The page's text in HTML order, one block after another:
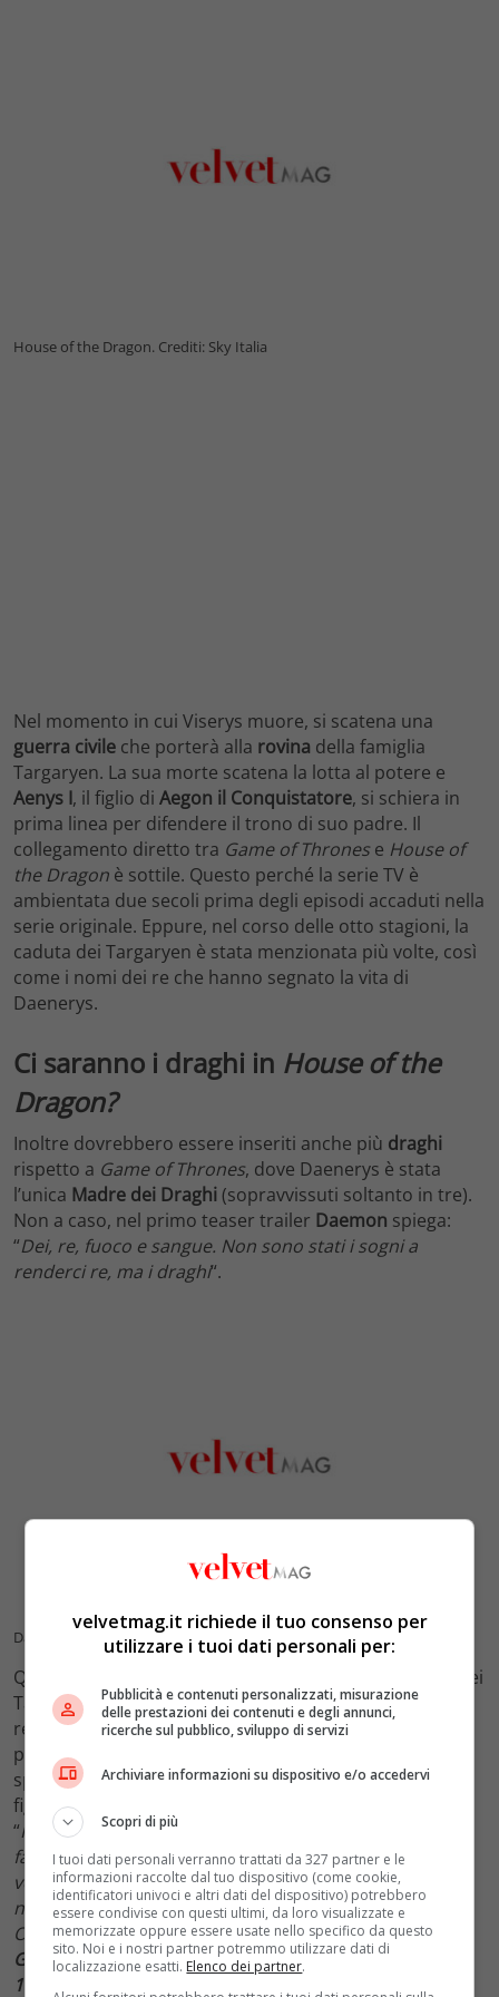
House of the Dragon. Crediti: Sky Italia
Nel momento in cui Viserys muore, si scatena una
guerra civile che porterà alla rovina della famiglia
Targaryen. La sua morte scatena la lotta al potere e
Aenys I, il figlio di Aegon il Conquistatore, si schiera in
prima linea per difendere il trono di suo padre. Il
collegamento diretto tra Game of Thrones e House of
the Dragon è sottile. Questo perché la serie TV è
ambientata due secoli prima degli episodi accaduti nella
serie originale. Eppure, nel corso delle otto stagioni, la
caduta dei Targaryen è stata menzionata più volte, così
come i nomi dei re che hanno segnato la vita di
Daenerys.
Ci saranno i draghi in House of the
Dragon?
Inoltre dovrebbero essere inseriti anche più draghi
rispetto a Game of Thrones, dove Daenerys è stata
l’unica Madre dei Draghi(sopravvissuti soltanto in tre).
Non a caso, nel primo teaser trailer Daemon spiega:
“Dei, re, fuoco e sangue. Non sono stati i sogni a
renderci re, ma i draghi“.
Daenerys in Game of Thrones con i suoi draghi
Queste creature alate sono il
per eccellenza dei
Targaryen e uno dei vari motivi per cui hanno potuto
regnare incontrastati per tanto tempo. Ma saranno
presenti anche nel
spiegare in che modo è statoGeorge R. R. Martin, che
figura nel progetto anche come
“Ho sempre pensato che questa fosse una storia
fantastica, è una di quelle che preferisco, dunque non
vedo l’ora di vederla prendere vita sullo schermo. E
naturalmente sono in fremente attesa per i draghi!
Ovviamente,amo i draghi. Ne abbiamo avuti trein
Game of Thrones, maorane abbiamo qualcosa come
17
velvetmag.it richiede il tuo consenso per
utilizzare i tuoi dati personali per:
Pubblicità e contenuti personalizzati, misurazione
delle prestazioni dei contenuti e degli annunci,
ricerche sul pubblico, sviluppo di servizi
Archiviare informazioni su dispositivo e/o accedervi
Scopri di più
I tuoi dati personali verranno trattati da 327 partner e le
informazioni raccolte dal tuo dispositivo (come cookie,
identificatori univoci e altri dati del dispositivo) potrebbero
essere condivise con questi ultimi, da loro visualizzate e
memorizzate oppure essere usate nello specifico da questo
sito. Noi e i nostri partner potremmo utilizzare dati di
localizzazione esatti. Elenco dei partner.